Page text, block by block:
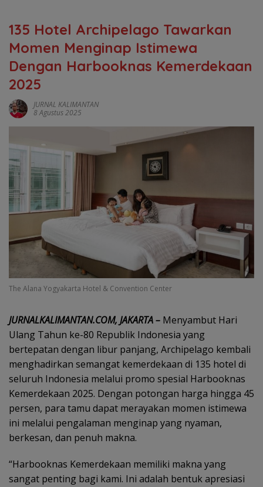
135 Hotel Archipelago Tawarkan
Momen Menginap Istimewa
Dengan Harbooknas Kemerdekaan
2025
JURNAL KALIMANTAN
8 Agustus 2025
The Alana Yogyakarta Hotel & Convention Center
JURNALKALIMANTAN.COM, JAKARTA – Menyambut Hari
Ulang Tahun ke-80 Republik Indonesia yang
bertepatan dengan libur panjang, Archipelago kembali
menghadirkan semangat kemerdekaan di 135 hotel di
seluruh Indonesia melalui promo spesial Harbooknas
Kemerdekaan 2025. Dengan potongan harga hingga 45
persen, para tamu dapat merayakan momen istimewa
ini melalui pengalaman menginap yang nyaman,
berkesan, dan penuh makna.
“Harbooknas Kemerdekaan memiliki makna yang
sangat penting bagi kami. Ini adalah bentuk apresiasi